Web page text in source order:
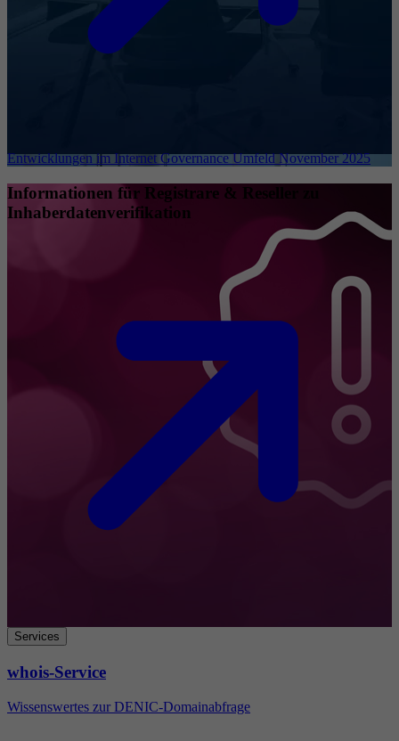
Entwicklungen im Internet Governance Umfeld November 2025
Informationen für Registrare & Reseller zu
Inhaberdatenverifikation
Services
whois-Service
Wissenswertes zur DENIC-Domainabfrage